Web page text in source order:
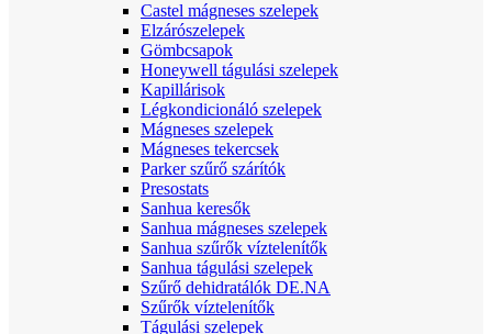
Castel mágneses szelepek
Elzárószelepek
Gömbcsapok
Honeywell tágulási szelepek
Kapillárisok
Légkondicionáló szelepek
Mágneses szelepek
Mágneses tekercsek
Parker szűrő szárítók
Presostats
Sanhua keresők
Sanhua mágneses szelepek
Sanhua szűrők víztelenítők
Sanhua tágulási szelepek
Szűrő dehidratálók DE.NA
Szűrők víztelenítők
Tágulási szelepek